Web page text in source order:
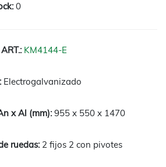
0
KM4144-E
Electrogalvanizado
955 x 550 x 1470
2 fijos 2 con pivotes